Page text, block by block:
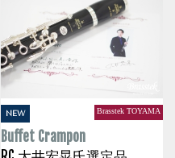
NEW Brasstek TOYAMA
Buffet Crampon